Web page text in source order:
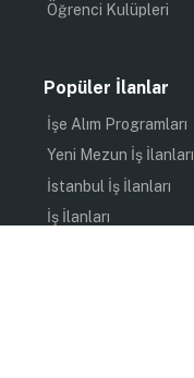
Öğrenci Kulüpleri
Popüler İlanlar
İşe Alım Programları
Yeni Mezun İş İlanları
İstanbul İş İlanları
İş İlanları